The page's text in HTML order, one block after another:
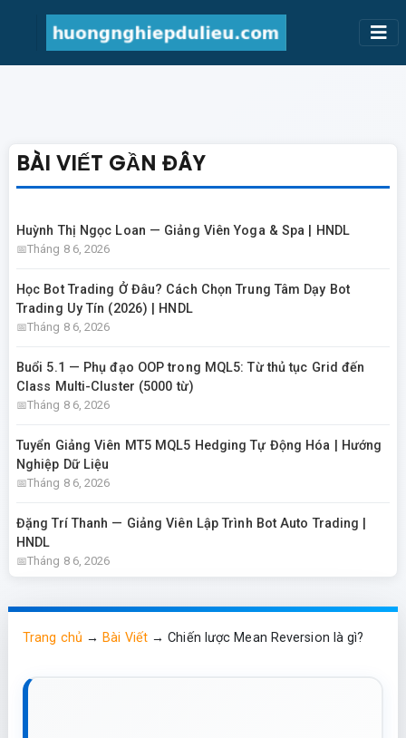
BÀI VIẾT GẦN ĐÂY
Huỳnh Thị Ngọc Loan — Giảng Viên Yoga & Spa | HNDL
Tháng 8 6, 2026
Học Bot Trading Ở Đâu? Cách Chọn Trung Tâm Dạy Bot
Trading Uy Tín (2026) | HNDL
Tháng 8 6, 2026
Buổi 5.1 — Phụ đạo OOP trong MQL5: Từ thủ tục Grid đến
Class Multi-Cluster (5000 từ)
Tháng 8 6, 2026
Tuyển Giảng Viên MT5 MQL5 Hedging Tự Động Hóa | Hướng
Nghiệp Dữ Liệu
Tháng 8 6, 2026
Đặng Trí Thanh — Giảng Viên Lập Trình Bot Auto Trading |
HNDL
Tháng 8 6, 2026
Trang chủ →Bài Viết→Chiến lược Mean Reversion là gì?